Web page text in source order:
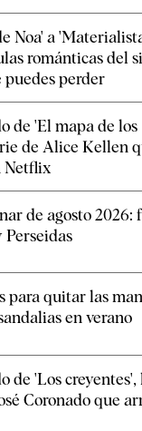
Noa' a
románticas del
perder
de 'El mapa de los
de Alice Kellen
Netflix
de agosto 2026:
Perseidas
para quitar las
en verano
de 'Los creyentes',
Coronado que